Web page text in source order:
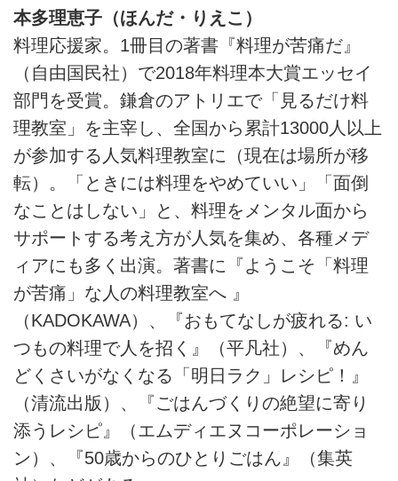
本多理恵子（ほんだ・りえこ）
料理応援家。1冊目の著書『料理が苦痛だ』
（自由国民社）で2018年料理本大賞エッセイ
部門を受賞。鎌倉のアトリエで「見るだけ料
理教室」を主宰し、全国から累計13000人以上
が参加する人気料理教室に（現在は場所が移
転）。「ときには料理をやめていい」「面倒
なことはしない」と、料理をメンタル面から
サポートする考え方が人気を集め、各種メデ
ィアにも多く出演。著書に『ようこそ「料理
が苦痛」な人の料理教室へ 』
（KADOKAWA）、『おもてなしが疲れる: い
つもの料理で人を招く』（平凡社）、『めん
どくさいがなくなる「明日ラク」レシピ！』
（清流出版）、『ごはんづくりの絶望に寄り
添うレシピ』（エムディエヌコーポレーショ
ン）、『50歳からのひとりごはん』（集英